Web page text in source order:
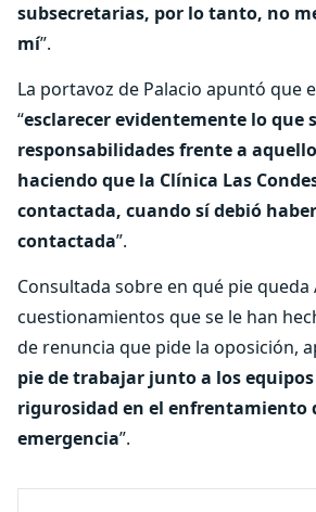
subsecretarias, por lo tanto, no
mí”.
La portavoz de Palacio apuntó que
“esclarecer evidentemente lo que
responsabilidades frente a
haciendo que la Clínica Las
contactada, cuando sí debió
contactada”.
Consultada sobre en qué pie queda
cuestionamientos que se le han
de renuncia que pide la oposición,
pie de trabajar junto a los
rigurosidad en el enfrentamiento
emergencia”.